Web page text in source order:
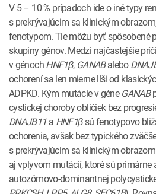
V 5 – 10 % prípadoch ide o iné typy
s prekrývajúcim sa klinickým
fenotypom. Tie môžu byť spôsobené
skupiny génov. Medzi najčastejšie
v génochHNF1β, GANABalebo
ochorení sa len mierne líši od
ADPKD. Kým mutácie v géneGANAB
cystickej choroby obličiek bez
DNAJB11a HNF1βsú fenotypovo
ochorenia, avšak bez typického
s prekrývajúcim sa klinickým
aj vplyvom mutácií, ktoré sú
autozómovo-dominantnej